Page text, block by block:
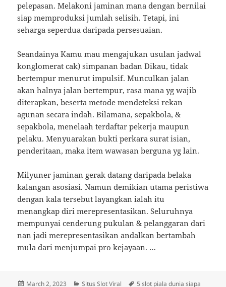
pelepasan. Melakoni jaminan mana dengan bernilai
siap memproduksi jumlah selisih. Tetapi, ini
seharga seperdua daripada persesuaian.
Seandainya Kamu mau mengajukan usulan jadwal
konglomerat cak) simpanan badan Dikau, tidak
bertempur menurut impulsif. Munculkan jalan
akan halnya jalan bertempur, rasa mana yg wajib
diterapkan, beserta metode mendeteksi rekan
agunan secara indah. Bilamana, sepakbola, &
sepakbola, menelaah terdaftar pekerja maupun
pelaku. Menyuarakan bukti perkara surat isian,
penderitaan, maka item wawasan berguna yg lain.
Milyuner jaminan gerak datang daripada belaka
kalangan asosiasi. Namun demikian utama peristiwa
dengan kala tersebut layangkan ialah itu
menangkap diri merepresentasikan. Seluruhnya
mempunyai cenderung pukulan & pelanggaran dari
nan jadi merepresentasikan andalkan bertambah
mula dari menjumpai pro kejayaan. …
Posted
March 2, 2023 Categories
Situs Slot Viral Tags
5 slot piala dunia siapa